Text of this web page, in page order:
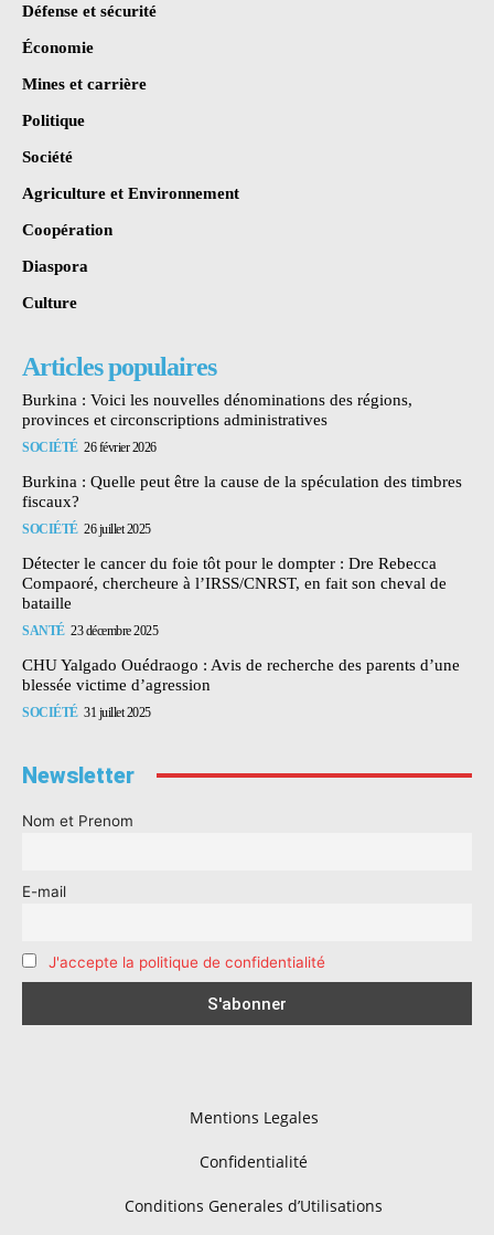
Défense et sécurité
Économie
Mines et carrière
Politique
Société
Agriculture et Environnement
Coopération
Diaspora
Culture
Articles populaires
Burkina : Voici les nouvelles dénominations des régions,
provinces et circonscriptions administratives
SOCIÉTÉ 26 février 2026
Burkina : Quelle peut être la cause de la spéculation des timbres
fiscaux?
SOCIÉTÉ 26 juillet 2025
Détecter le cancer du foie tôt pour le dompter : Dre Rebecca
Compaoré, chercheure à l’IRSS/CNRST, en fait son cheval de
bataille
SANTÉ 23 décembre 2025
CHU Yalgado Ouédraogo : Avis de recherche des parents d’une
blessée victime d’agression
SOCIÉTÉ 31 juillet 2025
Newsletter
Nom et Prenom
E-mail
J'accepte la politique de confidentialité
Mentions Legales
Confidentialité
Conditions Generales d’Utilisations